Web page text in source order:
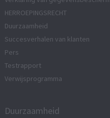
HERROEPINGSRECHT
Duurzaamheid
Succesverhalen van klanten
Pers
Testrapport
Verwijsprogramma
Duurzaamheid